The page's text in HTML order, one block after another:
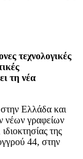
τεχνολογικές
τη νέα
Ελλάδα και
νέων γραφείων
της
44, στην